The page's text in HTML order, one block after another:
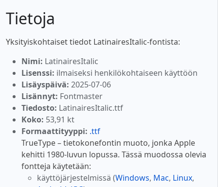
Tietoja
Yksityiskohtaiset tiedot LatinairesItalic-fontista:
Nimi: LatinairesItalic
Lisenssi: ilmaiseksi henkilökohtaiseen käyttöön
Lisäyspäivä: 2025-07-06
Lisännyt: Fontmaster
Tiedosto: LatinairesItalic.ttf
Koko: 53,91 kt
Formaattityyppi: .ttf
TrueType – tietokonefontin muoto, jonka Apple
kehitti 1980-luvun lopussa. Tässä muodossa olevia
fontteja käytetään:
käyttöjärjestelmissä (Windows, Mac, Linux,